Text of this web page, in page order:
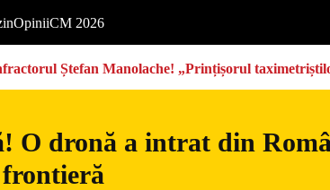
OpiniiCM 2026
Ștefan Manolache! „Prințișorul
O dronă a intrat din